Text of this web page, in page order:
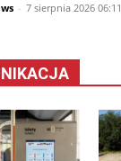
- 7 sierpnia 2026 06:11